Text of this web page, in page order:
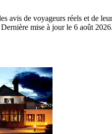
avis de voyageurs réels et de
mise à jour le 6 août 2026.